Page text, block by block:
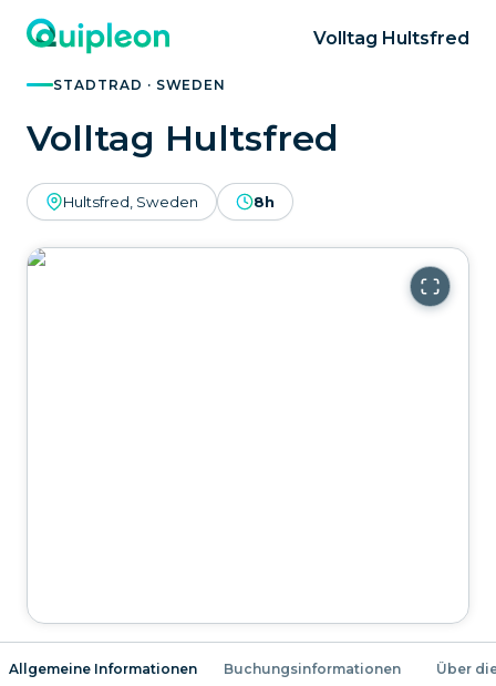
Volltag Hultsfred
STADTRAD · SWEDEN
Volltag Hultsfred
Hultsfred, Sweden 8h
Allgemeine Informationen Buchungsinformationen Über